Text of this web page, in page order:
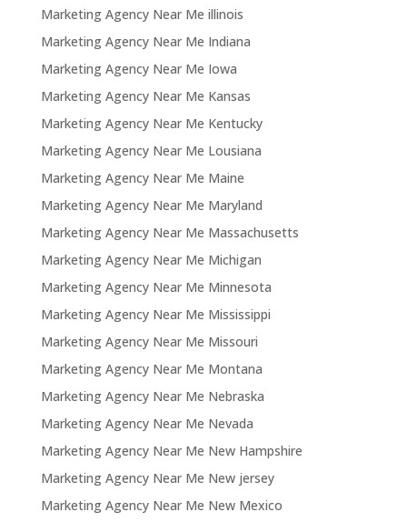
Marketing Agency Near Me illinois
Marketing Agency Near Me Indiana
Marketing Agency Near Me Iowa
Marketing Agency Near Me Kansas
Marketing Agency Near Me Kentucky
Marketing Agency Near Me Lousiana
Marketing Agency Near Me Maine
Marketing Agency Near Me Maryland
Marketing Agency Near Me Massachusetts
Marketing Agency Near Me Michigan
Marketing Agency Near Me Minnesota
Marketing Agency Near Me Mississippi
Marketing Agency Near Me Missouri
Marketing Agency Near Me Montana
Marketing Agency Near Me Nebraska
Marketing Agency Near Me Nevada
Marketing Agency Near Me New Hampshire
Marketing Agency Near Me New jersey
Marketing Agency Near Me New Mexico